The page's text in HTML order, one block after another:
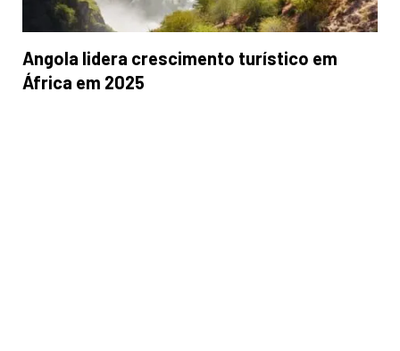
Angola lidera crescimento turístico em
África em 2025